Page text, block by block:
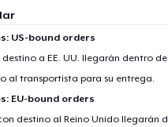
US-bound orders
a EE. UU. llegarán dentro
al transportista para su entrega.
EU-bound orders
destino al Reino Unido llegarán